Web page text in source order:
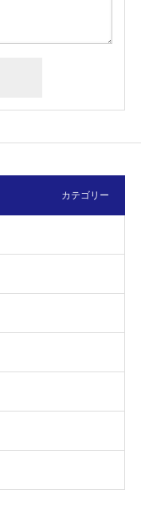
カテゴリー